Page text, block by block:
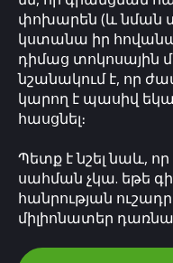
փոխարեն (և նման
կստանա իր
դիմաց
նշանակում է, որ
կարող է պասիվ
հասցնել։
Պետք է նշել նաև,
սահման չկա. եթե
հանրության
միլիոնատեր